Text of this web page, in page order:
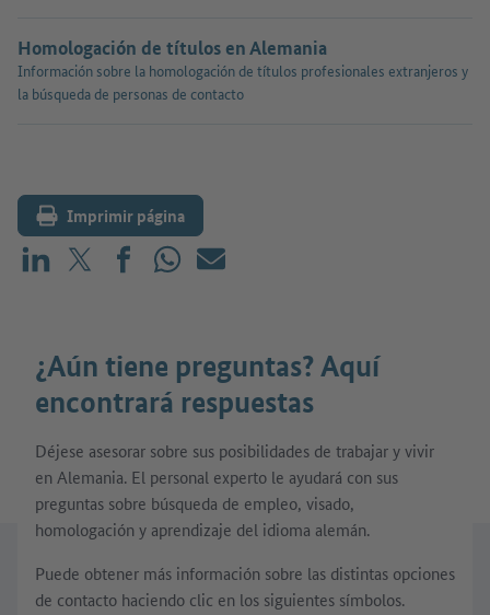
Homologación de títulos en Alemania
Información sobre la homologación de títulos profesionales extranjeros y
la búsqueda de personas de contacto
Imprimir página
Compartir en LinkedIn
Compartir en X (antes: Twitter)
Compartir en Facebook
Compartir en WhatsApp
Correo electrónico
¿Aún tiene preguntas? Aquí
encontrará respuestas
Déjese asesorar sobre sus posibilidades de trabajar y vivir
en Alemania. El personal experto le ayudará con sus
preguntas sobre búsqueda de empleo, visado,
homologación y aprendizaje del idioma alemán.
Puede obtener más información sobre las distintas opciones
de contacto haciendo clic en los siguientes símbolos.